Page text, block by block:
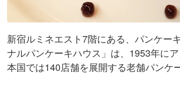
新宿ルミネエスト7階にある、パンケー
ナルパンケーキハウス」は、1953年にア
本国では140店舗を展開する老舗パンケ